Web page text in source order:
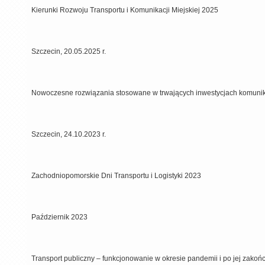
Kierunki Rozwoju Transportu i Komunikacji Miejskiej 2025
Szczecin, 20.05.2025 r.
Nowoczesne rozwiązania stosowane w trwających inwestycjach
Szczecin, 24.10.2023 r.
Zachodniopomorskie Dni Transportu i Logistyki 2023
Październik 2023
Transport publiczny – funkcjonowanie w okresie pandemii i po jej